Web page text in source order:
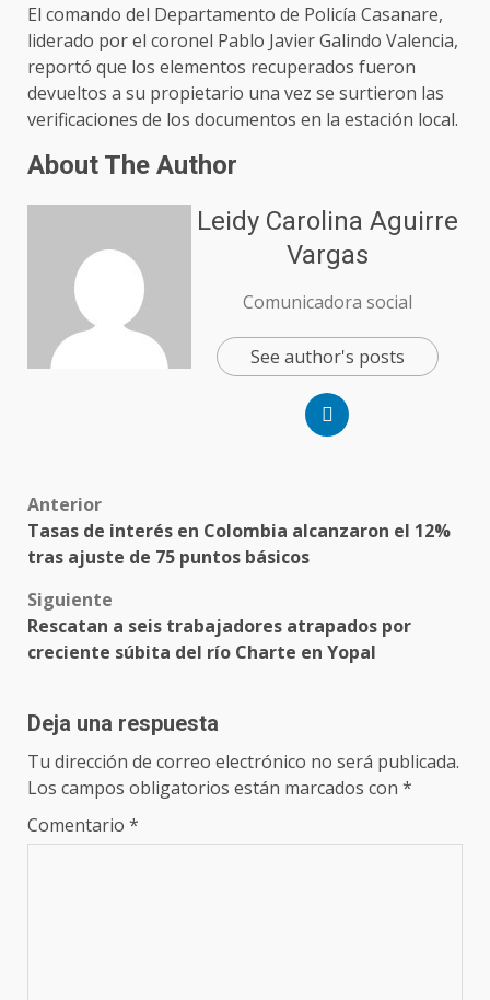
El comando del Departamento de Policía Casanare,
liderado por el coronel Pablo Javier Galindo Valencia,
reportó que los elementos recuperados fueron
devueltos a su propietario una vez se surtieron las
verificaciones de los documentos en la estación local.
About The Author
Leidy Carolina Aguirre
Vargas
Comunicadora social
See author's posts
Anterior
Tasas de interés en Colombia alcanzaron el 12%
tras ajuste de 75 puntos básicos
Siguiente
Rescatan a seis trabajadores atrapados por
creciente súbita del río Charte en Yopal
Deja una respuesta
Tu dirección de correo electrónico no será publicada.
Los campos obligatorios están marcados con *
Comentario *